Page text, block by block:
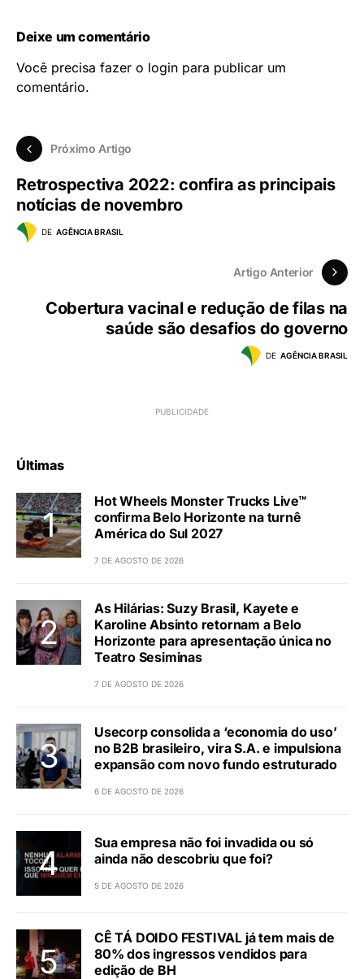
Deixe um comentário
Você precisa fazer o login para publicar um
comentário.
Próximo Artigo
Retrospectiva 2022: confira as principais
notícias de novembro
DE AGÊNCIA BRASIL
Artigo Anterior
Cobertura vacinal e redução de filas na
saúde são desafios do governo
DE AGÊNCIA BRASIL
Últimas
Hot Wheels Monster Trucks Live™
confirma Belo Horizonte na turnê
América do Sul 2027
7 DE AGOSTO DE 2026
As Hilárias: Suzy Brasil, Kayete e
Karoline Absinto retornam a Belo
Horizonte para apresentação única no
Teatro Sesiminas
7 DE AGOSTO DE 2026
Usecorp consolida a ‘economia do uso’
no B2B brasileiro, vira S.A. e impulsiona
expansão com novo fundo estruturado
6 DE AGOSTO DE 2026
Sua empresa não foi invadida ou só
ainda não descobriu que foi?
5 DE AGOSTO DE 2026
CÊ TÁ DOIDO FESTIVAL já tem mais de
80% dos ingressos vendidos para
edição de BH